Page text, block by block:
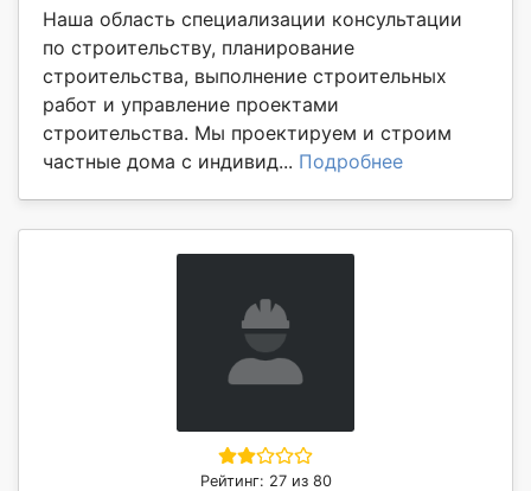
Наша область специализации консультации
по строительству, планирование
строительства, выполнение строительных
работ и управление проектами
строительства. Мы проектируем и строим
частные дома с индивид... Подробнее
Рейтинг: 27 из 80